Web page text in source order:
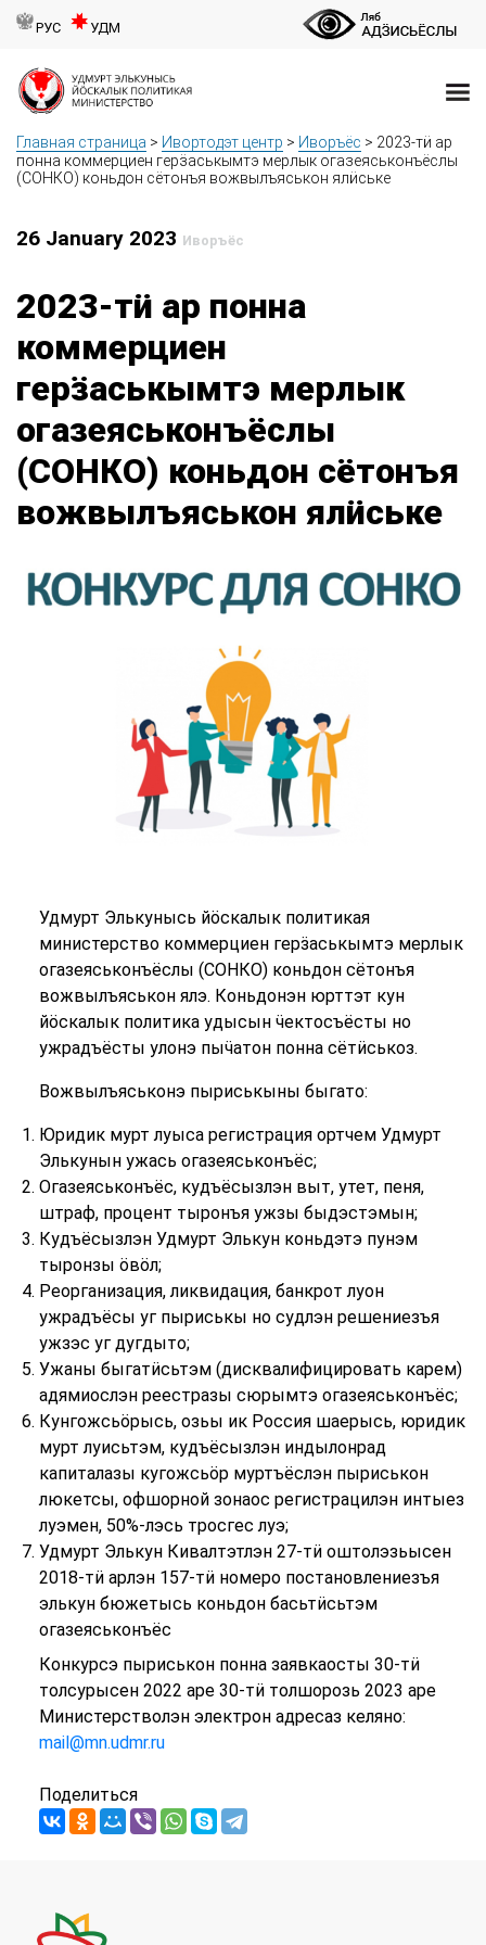
РУС УДМ
Главная страница > Ивортодэт центр > Иворъёс > 2023-тӥ ар
понна коммерциен герӟаськымтэ мерлык огазеяськонъёслы
(СОНКО) коньдон сётонъя вожвылъяськон ялӥське
26 January 2023 Иворъёс
2023-тӥ ар понна
коммерциен
герӟаськымтэ мерлык
огазеяськонъёслы
(СОНКО) коньдон сётонъя
вожвылъяськон ялӥське
Удмурт Элькунысь йӧскалык политикая
министерство коммерциен герӟаськымтэ мерлык
огазеяськонъёслы (СОНКО) коньдон сётонъя
вожвылъяськон ялэ. Коньдонэн юрттэт кун
йӧскалык политика удысын ӵектосъёсты но
ужрадъёсты улонэ пыӵатон понна сётӥськоз.
Вожвылъяськонэ пыриськыны быгато:
Юридик мурт луыса регистрация ортчем Удмурт
Элькунын ужась огазеяськонъёс;
Огазеяськонъёс, кудъёсызлэн выт, утет, пеня,
штраф, процент тыронъя ужзы быдэстэмын;
Кудъёсызлэн Удмурт Элькун коньдэтэ пунэм
тыронзы ӧвӧл;
Реорганизация, ликвидация, банкрот луон
ужрадъёсы уг пыриськы но судлэн решениезъя
ужзэс уг дугдыто;
Ужаны быгатӥсьтэм (дисквалифицировать карем)
адямиослэн реестразы сюрымтэ огазеяськонъёс;
Кунгожсьӧрысь, озьы ик Россия шаерысь, юридик
мурт луисьтэм, кудъёсызлэн индылонрад
капиталазы кугожсьӧр муртъёслэн пыриськон
люкетсы, офшорной зонаос регистрацилэн интыез
луэмен, 50%-лэсь тросгес луэ;
Удмурт Элькун Кивалтэтлэн 27-тӥ оштолэзьысен
2018-тӥ арлэн 157-тӥ номеро постановлениезъя
элькун бюжетысь коньдон басьтӥсьтэм
огазеяськонъёс
Конкурсэ пыриськон понна заявкаосты 30-тӥ
толсурысен 2022 аре 30-тӥ толшорозь 2023 аре
Министерстволэн электрон адресаз келяно:
mail@mn.udmr.ru
Поделиться